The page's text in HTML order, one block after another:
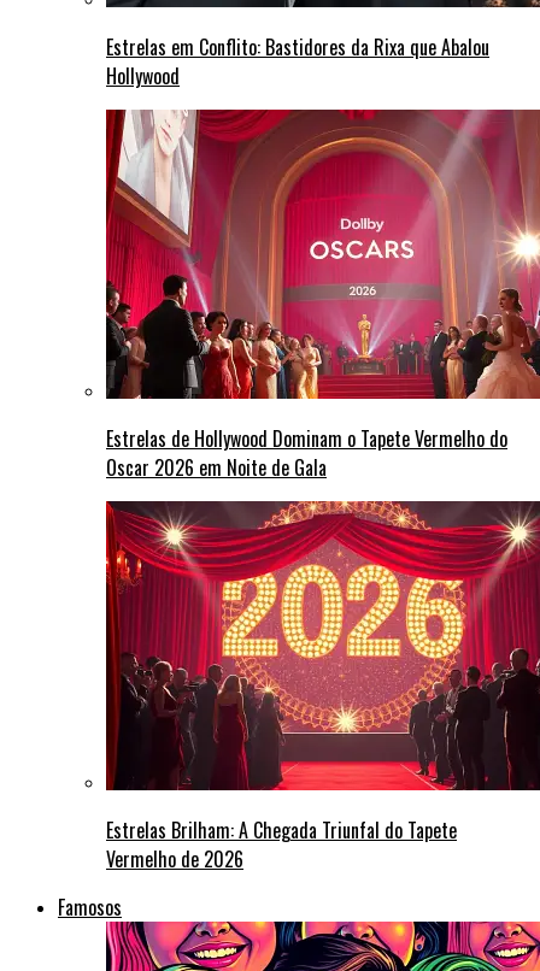
Estrelas em Conflito: Bastidores da Rixa que Abalou
Hollywood
Estrelas de Hollywood Dominam o Tapete Vermelho do
Oscar 2026 em Noite de Gala
Estrelas Brilham: A Chegada Triunfal do Tapete
Vermelho de 2026
Famosos